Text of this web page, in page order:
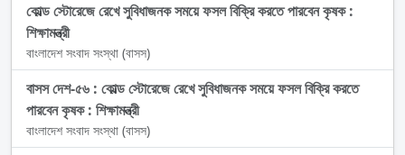
কোল্ড স্টোরেজে রেখে সুবিধাজনক সময়ে ফসল বিক্রি করতে পারবেন কৃষক :
শিক্ষামন্ত্রী
বাংলাদেশ সংবাদ সংস্থা (বাসস)
বাসস দেশ-৫৬ : কোল্ড স্টোরেজে রেখে সুবিধাজনক সময়ে ফসল বিক্রি করতে
পারবেন কৃষক : শিক্ষামন্ত্রী
বাংলাদেশ সংবাদ সংস্থা (বাসস)